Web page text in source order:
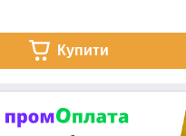
Купити